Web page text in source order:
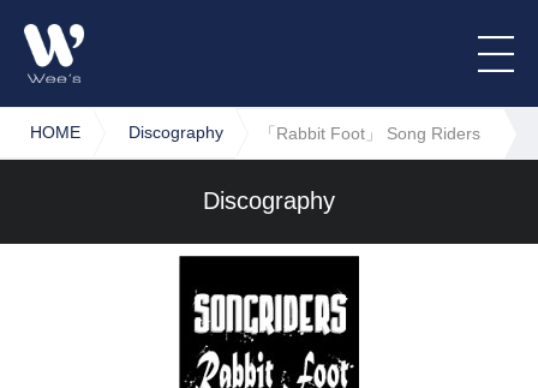
HOME Discography 「Rabbit Foot」 Song Riders
Discography